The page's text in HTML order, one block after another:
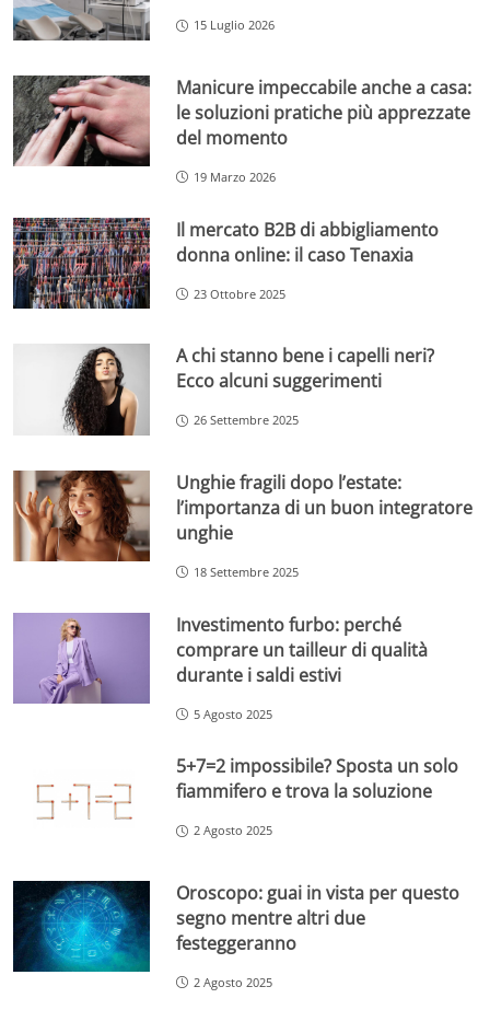
15 Luglio 2026
Manicure impeccabile anche a casa:
le soluzioni pratiche più apprezzate
del momento
19 Marzo 2026
Il mercato B2B di abbigliamento
donna online: il caso Tenaxia
23 Ottobre 2025
A chi stanno bene i capelli neri?
Ecco alcuni suggerimenti
26 Settembre 2025
Unghie fragili dopo l’estate:
l’importanza di un buon integratore
unghie
18 Settembre 2025
Investimento furbo: perché
comprare un tailleur di qualità
durante i saldi estivi
5 Agosto 2025
5+7=2 impossibile? Sposta un solo
fiammifero e trova la soluzione
2 Agosto 2025
Oroscopo: guai in vista per questo
segno mentre altri due
festeggeranno
2 Agosto 2025